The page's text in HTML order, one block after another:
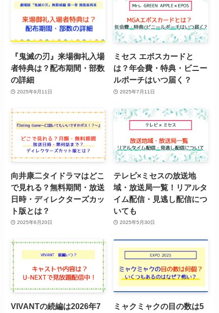
『鬼滅の刃』来場御礼入場
者特典は？配布期間・部数
の詳細
2025年9月11日
ミセス エポスカードと
は？年会費・特典・ビニー
ルポーチはいつ届く？
2025年7月11日
向井康二タイドラマはどこ
で見れる？無料期間・放送
日時・ディレクターズカッ
ト版とは？
2025年6月20日
テレビ×ミセスの放送地
域・放送局一覧！リアルタ
イム配信・見逃し配信につ
いても
2025年5月30日
VIVANTの続編は2026年7
ミャクミャクの目の数は5